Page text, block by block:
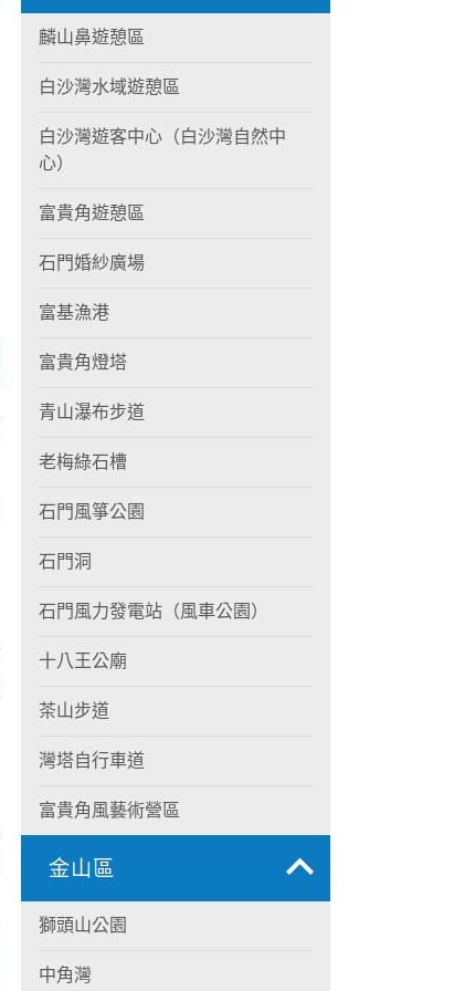
麟山鼻遊憩區
白沙灣水域遊憩區
白沙灣遊客中心（白沙灣自然中
心）
富貴角遊憩區
石門婚紗廣場
富基漁港
富貴角燈塔
青山瀑布步道
老梅綠石槽
石門風箏公園
石門洞
石門風力發電站（風車公園）
十八王公廟
茶山步道
灣塔自行車道
富貴角風藝術營區
金山區
獅頭山公園
中角灣